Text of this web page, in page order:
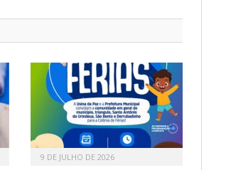
9 DE JULHO DE 2026